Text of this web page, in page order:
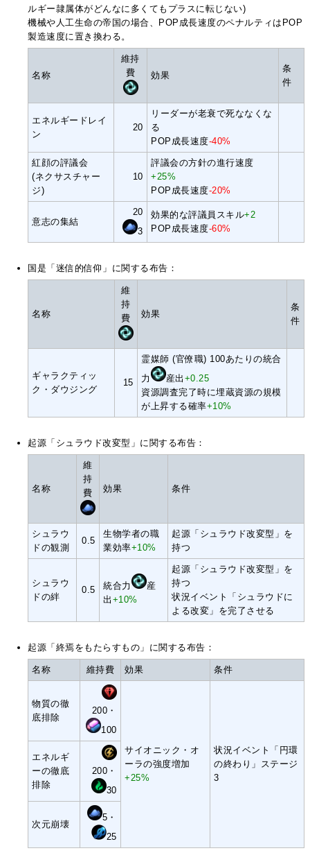
ルギー隷属体がどんなに多くてもプラスに転じない)
機械や人工生命の帝国の場合、POP成長速度のペナルティはPOP
製造速度に置き換わる。
名称
維持
費
効果
条
件
エネルギードレイ
ン
20
リーダーが老衰で死ななくな
る
POP成長速度-40%
紅顔の評議会
(ネクサスチャー
ジ)
10
評議会の方針の進行速度
+25%
POP成長速度-20%
意志の集結
20
3
効果的な評議員スキル+2
POP成長速度-60%
国是「迷信的信仰」に関する布告：
名称
維
持
費
効果
条
件
ギャラクティッ
ク・ダウジング
15
霊媒師 (官僚職) 100あたりの統合
力
産出 +0.25
資源調査完了時に埋蔵資源の規模
が上昇する確率+10%
起源「シュラウド改変型」に関する布告：
名称
維
持
費
効果 条件
シュラウ
ドの観測
0.5
生物学者の職
業効率+10%
起源「シュラウド改変型」を
持つ
シュラウ
ドの絆
0.5 統合力
産
出 +10%
起源「シュラウド改変型」を
持つ
状況イベント「シュラウドに
よる改変」を完了させる
起源「終焉をもたらすもの」に関する布告：
名称 維持費 効果 条件
物質の徹
底排除
200・
100
サイオニック・オ
ーラの強度増加
+25%
状況イベント「円環
の終わり」ステージ
3
エネルギ
ーの徹底
排除
200・
30
次元崩壊
5・
25